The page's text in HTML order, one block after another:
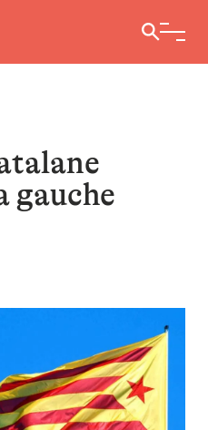
Ouvrir /
gauche